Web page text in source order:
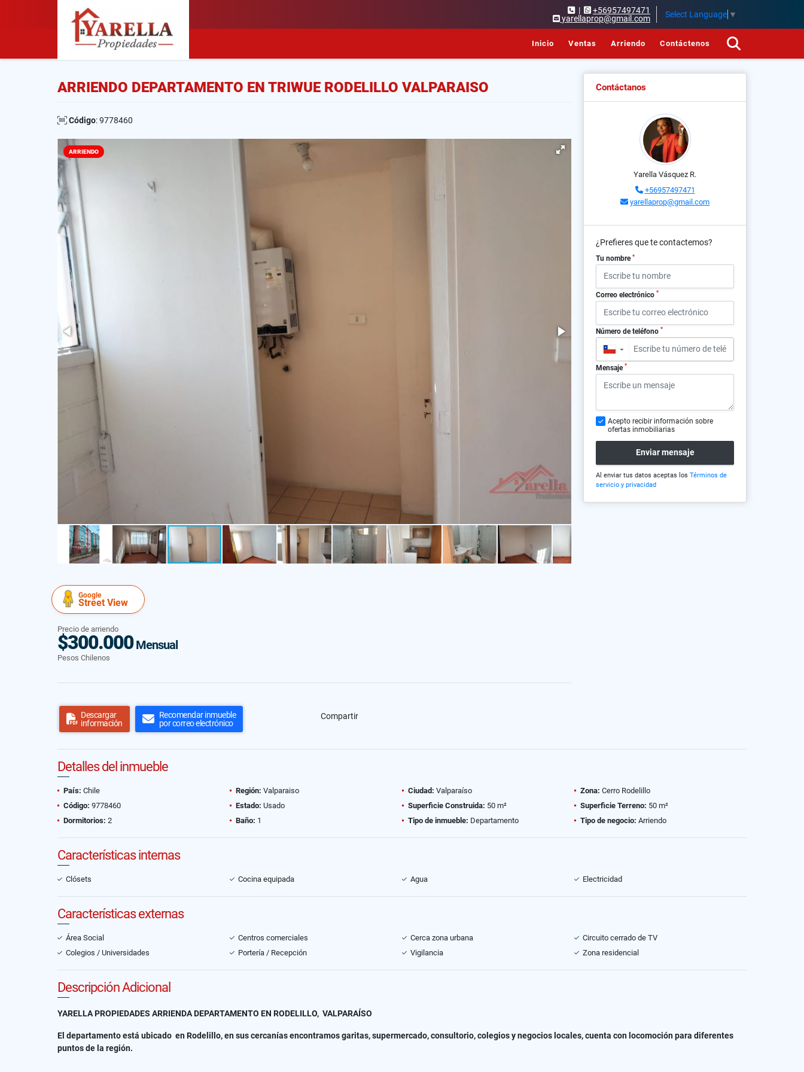
|
+56957497471
yarellaprop@gmail.com
Select Language ▼
Inicio Ventas Arriendo Contáctenos
ARRIENDO DEPARTAMENTO EN TRIWUE RODELILLO VALPARAISO
Código: 9778460
ARRIENDO
Google
Street View
Precio de arriendo
$300.000Mensual
Pesos Chilenos
Descargar
información
Recomendar inmueble
por correo electrónico
Compartir
Contáctanos
Yarella Vásquez R.
+56957497471
yarellaprop@gmail.com
¿Prefieres que te contactemos?
Tu nombre *
Correo electrónico *
Número de teléfono *
▼
Mensaje *
Acepto recibir información sobre
ofertas inmobiliarias
Enviar mensaje
Al enviar tus datos aceptas los Términos de
servicio y privacidad
Detalles del inmueble
País: Chile Región: Valparaiso Ciudad: Valparaíso Zona: Cerro Rodelillo
Código: 9778460 Estado: Usado Superficie Construida: 50 m² Superficie Terreno: 50 m²
Dormitorios: 2 Baño: 1 Tipo de inmueble: Departamento Tipo de negocio: Arriendo
Características internas
Clósets Cocina equipada Agua Electricidad
Características externas
Área Social Centros comerciales Cerca zona urbana
Circuito cerrado de TV
Colegios / Universidades
Portería / Recepción Vigilancia Zona residencial
Descripción Adicional
YARELLA PROPIEDADES ARRIENDA DEPARTAMENTO EN RODELILLO, VALPARAÍSO
El departamento está ubicado en Rodelillo, en sus cercanías encontramos garitas, supermercado, consultorio, colegios y negocios locales, cuenta con locomoción para diferentes
puntos de la región.